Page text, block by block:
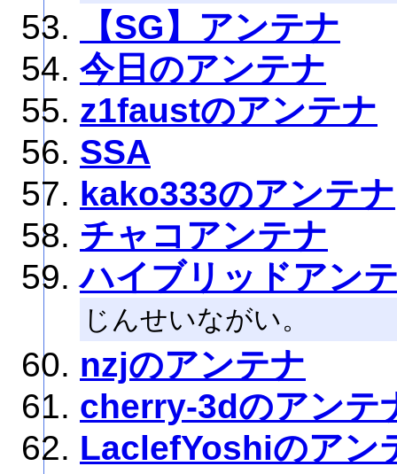
【SG】アンテナ
今日のアンテナ
z1faustのアンテナ
SSA
kako333のアンテナ
チャコアンテナ
ハイブリッドアン
じんせいながい。
nzjのアンテナ
cherry-3dのアンテ
LaclefYoshiのアン